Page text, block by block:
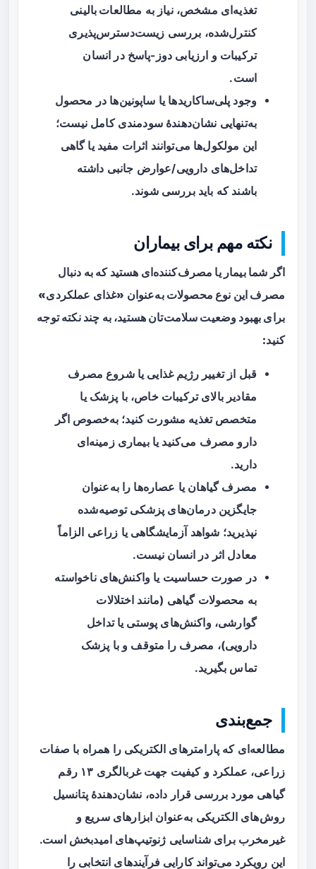
تغذیه‌ای مشخص، نیاز به مطالعات بالینی
کنترل‌شده، بررسی زیست‌دسترس‌پذیری
ترکیبات و ارزیابی دوز-پاسخ در انسان
است.
وجود پلی‌ساکاریدها یا ساپونین‌ها در محصول
به‌تنهایی نشان‌دهندهٔ سودمندی کامل نیست؛
این مولکول‌ها می‌توانند اثرات مفید یا گاهی
تداخل‌های دارویی/عوارض جانبی داشته
باشند که باید بررسی شوند.
نکته مهم برای بیماران
اگر شما بیمار یا مصرف‌کننده‌ای هستید که به دنبال
مصرف این نوع محصولات به‌عنوان «غذای عملکردی»
برای بهبود وضعیت سلامت‌تان هستید، به چند نکته توجه
کنید:
قبل از تغییر رژیم غذایی یا شروع مصرف
مقادیر بالای ترکیبات خاص، با پزشک یا
متخصص تغذیه مشورت کنید؛ به‌خصوص اگر
دارو مصرف می‌کنید یا بیماری زمینه‌ای
دارید.
مصرف گیاهان یا عصاره‌ها را به‌عنوان
جایگزین درمان‌های پزشکی توصیه‌شده
نپذیرید؛ شواهد آزمایشگاهی یا زراعی الزاماً
معادل اثر در انسان نیست.
در صورت حساسیت یا واکنش‌های ناخواسته
به محصولات گیاهی (مانند اختلالات
گوارشی، واکنش‌های پوستی یا تداخل
دارویی)، مصرف را متوقف و با پزشک
تماس بگیرید.
جمع‌بندی
مطالعه‌ای که پارامترهای الکتریکی را همراه با صفات
زراعی، عملکرد و کیفیت جهت غربالگری ۱۳ رقم
گیاهی مورد بررسی قرار داده، نشان‌دهندهٔ پتانسیل
روش‌های الکتریکی به‌عنوان ابزارهای سریع و
غیرمخرب برای شناسایی ژنوتیپ‌های امیدبخش است.
این رویکرد می‌تواند کارایی فرآیندهای انتخابی را